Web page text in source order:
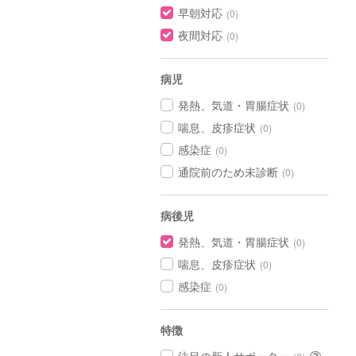
早朝対応 (0)
夜間対応 (0)
病児
発熱、気道・胃腸症状 (0)
喘息、皮疹症状 (0)
感染症 (0)
通院前のため未診断 (0)
病後児
発熱、気道・胃腸症状 (0)
喘息、皮疹症状 (0)
感染症 (0)
特徴